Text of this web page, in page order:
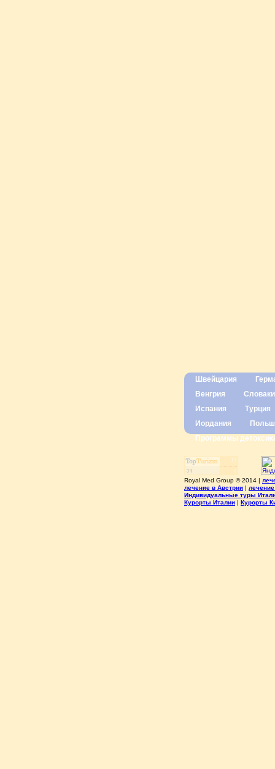
Швейцария
Венгрия
Испания
Турция
Иордания
Программы
Royal Med Group © 2014 |
лечение в Австрии |
Индивидуальные туры
Курорты Италии | Курорты